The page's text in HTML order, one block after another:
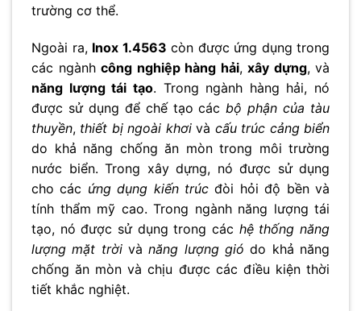
trường cơ thể.
Ngoài ra, Inox 1.4563 còn được ứng dụng trong
các ngành công nghiệp hàng hải, xây dựng, và
năng lượng tái tạo. Trong ngành hàng hải, nó
được sử dụng để chế tạo các bộ phận của tàu
thuyền, thiết bị ngoài khơivà cấu trúc cảng biển
do khả năng chống ăn mòn trong môi trường
nước biển. Trong xây dựng, nó được sử dụng
cho các ứng dụng kiến trúc đòi hỏi độ bền và
tính thẩm mỹ cao. Trong ngành năng lượng tái
tạo, nó được sử dụng trong các hệ thống năng
lượng mặt trờivànăng lượng gió do khả năng
chống ăn mòn và chịu được các điều kiện thời
tiết khắc nghiệt.